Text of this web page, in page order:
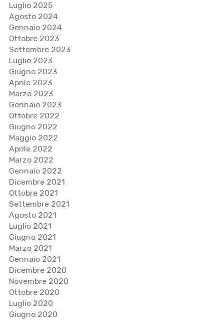
Luglio 2025
Agosto 2024
Gennaio 2024
Ottobre 2023
Settembre 2023
Luglio 2023
Giugno 2023
Aprile 2023
Marzo 2023
Gennaio 2023
Ottobre 2022
Giugno 2022
Maggio 2022
Aprile 2022
Marzo 2022
Gennaio 2022
Dicembre 2021
Ottobre 2021
Settembre 2021
Agosto 2021
Luglio 2021
Giugno 2021
Marzo 2021
Gennaio 2021
Dicembre 2020
Novembre 2020
Ottobre 2020
Luglio 2020
Giugno 2020